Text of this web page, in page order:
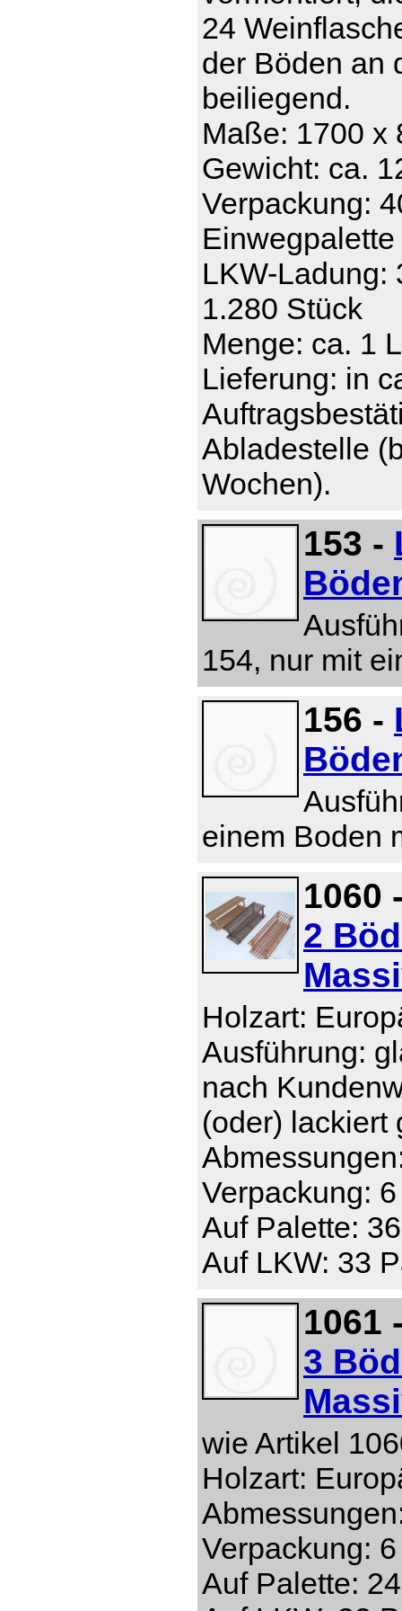
24
der Böden an
beiliegend.
Maße: 1700 x
Gewicht: ca.
Verpackung:
LKW-Ladung:
1.280 Stück
Menge: ca. 1
Lieferung: in
Abladestelle
Wochen).
153 -
154, nur mit
156 -
einem Boden
1060
2
Holzart:
Ausführung:
nach
(oder) lackiert
Verpackung:
Auf Palette:
Auf LKW: 33
1061
3
wie Artikel
Holzart:
Verpackung:
Auf Palette: